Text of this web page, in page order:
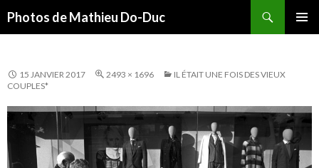
Photos de Mathieu Do-Duc
15 JANVIER 2017 2493 × 1696
IL ÉTAIT UNE FOIS DES VIEUX
COUPLES*